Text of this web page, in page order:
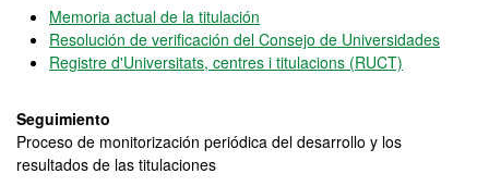
Memoria actual de la titulación
Resolución de verificación del Consejo de Universidades
Registre d'Universitats, centres i titulacions (RUCT)
Seguimiento
Proceso de monitorización periódica del desarrollo y los
resultados de las titulaciones